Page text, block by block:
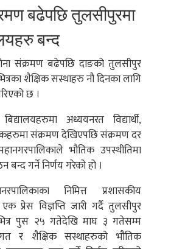
बढेपछि तुलसीपुरमा
बन्द
संक्रमण बढेपछि दाङको तुलसीपुर
शैक्षिक सस्थाहरु नौ दिनका लागि
छ ।
अध्ययनरत विद्यार्थी,
संक्रमण देखिएपछि संक्रमण दर
भौतिक उपस्थीतिमा
बन्द गर्ने निर्णय गरेको हो ।
निमित्त प्रशासकीय
प्रेस विज्ञप्ति जारी गर्दै तुलसीपुर
पुस २५ गतेदेखि माघ ३ गतेसम्म
र शैक्षिक सस्थाहरुको भौतिक